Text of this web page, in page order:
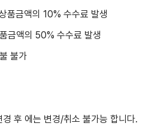
품금액의 10% 수수료 발생
금액의 50% 수수료 발생
불가
후 에는 변경/취소 불가능 합니다.